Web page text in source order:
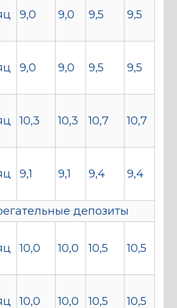
9,0 9,0 9,5 9,5
9,0 9,0 9,5 9,5
10,3 10,3 10,7 10,7
9,1 9,1 9,4 9,4
депозиты
10,0 10,0 10,5 10,5
10,0 10,0 10,5 10,5